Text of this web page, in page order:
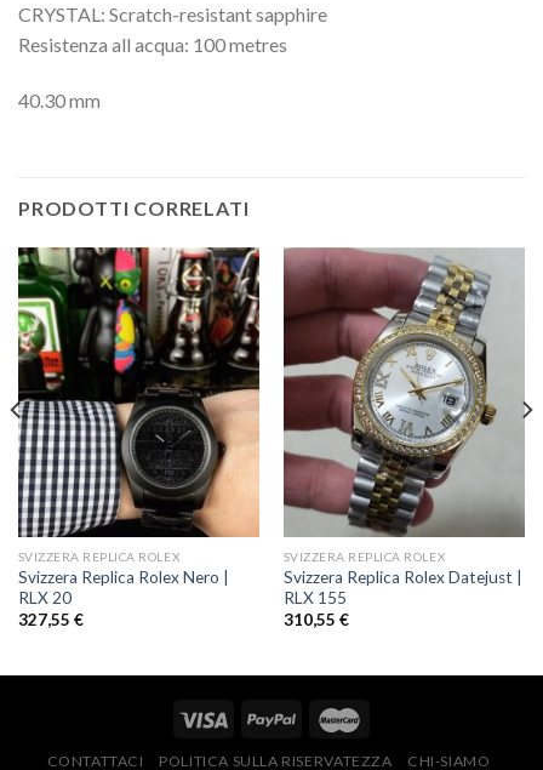
CRYSTAL: Scratch-resistant sapphire
Resistenza all acqua: 100 metres
40.30 mm
PRODOTTI CORRELATI
SVIZZERA REPLICA ROLEX
Svizzera Replica Rolex Nero |
RLX 20
327,55 €
SVIZZERA REPLICA ROLEX
Svizzera Replica Rolex Datejust |
RLX 155
310,55 €
CONTATTACI POLITICA SULLA RISERVATEZZA
CHI-SIAMO